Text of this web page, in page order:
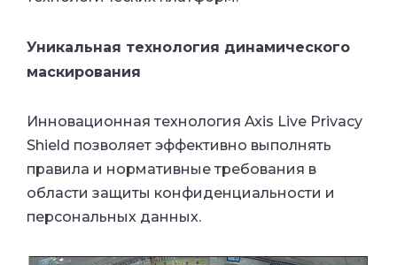
Уникальная технология динамического
маскирования
Инновационная технология Axis Live Privacy
Shield позволяет эффективно выполнять
правила и нормативные требования в
области защиты конфиденциальности и
персональных данных.